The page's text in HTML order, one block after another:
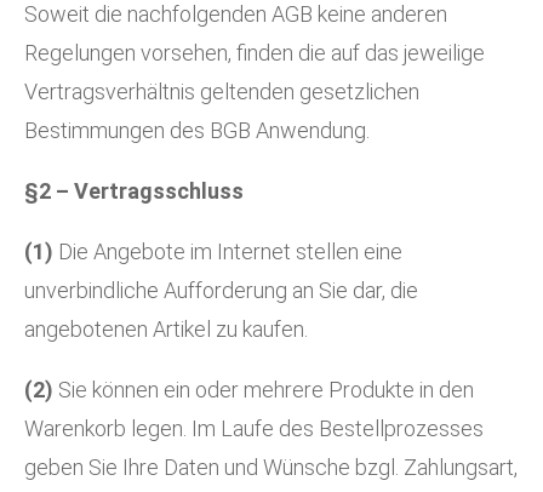
Soweit die nachfolgenden AGB keine anderen
Regelungen vorsehen, finden die auf das jeweilige
Vertragsverhältnis geltenden gesetzlichen
Bestimmungen des BGB Anwendung.
§2 – Vertragsschluss
(1) Die Angebote im Internet stellen eine
unverbindliche Aufforderung an Sie dar, die
angebotenen Artikel zu kaufen.
(2) Sie können ein oder mehrere Produkte in den
Warenkorb legen. Im Laufe des Bestellprozesses
geben Sie Ihre Daten und Wünsche bzgl. Zahlungsart,